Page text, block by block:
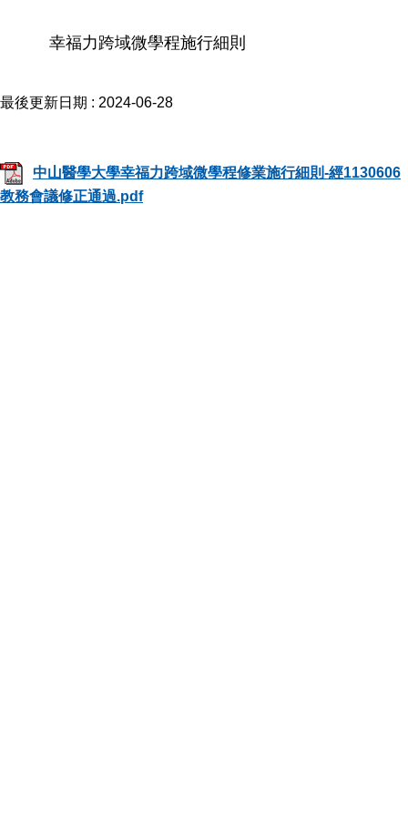
幸福力跨域微學程施行細則
最後更新日期 : 2024-06-28
中山醫學大學幸福力跨域微學程修業施行細則-經1130606
教務會議修正通過.pdf